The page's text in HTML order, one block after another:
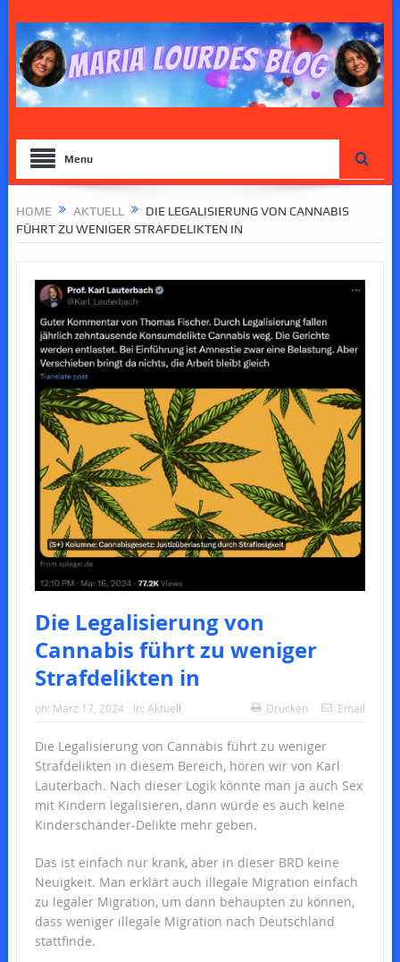
Menu
HOME AKTUELL
DIE LEGALISIERUNG VON CANNABIS
FÜHRT ZU WENIGER STRAFDELIKTEN IN
Die Legalisierung von
Cannabis führt zu weniger
Strafdelikten in
on: März 17, 2024 In: Aktuell Drucken Email
Die Legalisierung von Cannabis führt zu weniger
Strafdelikten in diesem Bereich, hören wir von Karl
Lauterbach. Nach dieser Logik könnte man ja auch Sex
mit Kindern legalisieren, dann würde es auch keine
Kinderschänder-Delikte mehr geben.
Das ist einfach nur krank, aber in dieser BRD keine
Neuigkeit. Man erklärt auch illegale Migration einfach
zu legaler Migration, um dann behaupten zu können,
dass weniger illegale Migration nach Deutschland
stattfinde.